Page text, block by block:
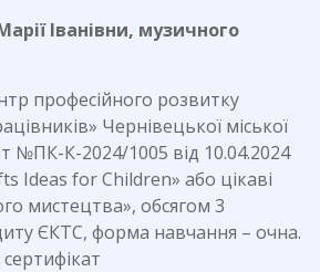
Іванівни, музичного
професійного розвитку
Чернівецької міської
№ПК-К-2024/1005 від 10.04.2024
Ideas for Children» або цікаві
мистецтва», обсягом 3
ЄКТС, форма навчання – очна.